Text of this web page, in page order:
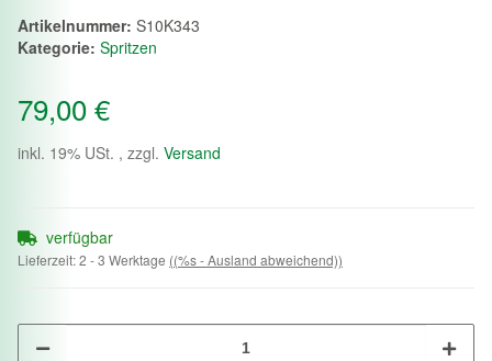
Artikelnummer: S10K343
Kategorie: Spritzen
79,00 €
inkl. 19% USt. , zzgl. Versand
verfügbar
Lieferzeit:2 - 3 Werktage ((%s - Ausland abweichend))